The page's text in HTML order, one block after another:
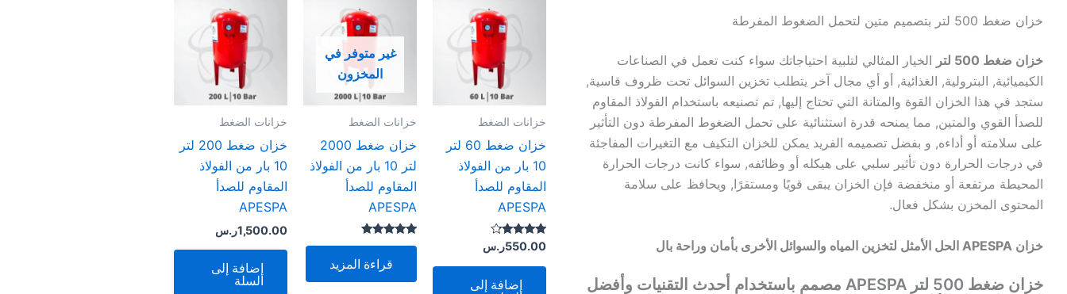
خزان ضغط 500 لتر بتصميم متين لتحمل الضغوط المفرطة
خزان ضغط 500 لتر
الخيار المثالي لتلبية احتياجاتك سواء كنت تعمل في الصناعات
الكيميائية, البترولية, الغذائية, أو أي مجال آخر يتطلب تخزين السوائل تحت ظروف قاسية,
ستجد في هذا الخزان القوة والمتانة التي تحتاج إليها, تم تصنيعه باستخدام الفولاذ المقاوم
للصدأ القوي والمتين, مما يمنحه قدرة استثنائية على تحمل الضغوط المفرطة دون التأثير
على سلامته أو أداءه, و بفضل تصميمه الفريد يمكن للخزان التكيف مع التغيرات المفاجئة
في درجات الحرارة دون تأثير سلبي على هيكله أو وظائفه, سواء كانت درجات الحرارة
المحيطة مرتفعة أو منخفضة فإن الخزان يبقى قويًا ومستقرًا, ويحافظ على سلامة
المحتوى المخزن بشكل فعال.
خزان APESPA الحل الأمثل لتخزين المياه والسوائل الأخرى بأمان وراحة بال
خزان ضغط 500 لتر APESPA مصمم باستخدام أحدث التقنيات وأفضل
خزانات الضغط
خزان ضغط 60 لتر
10 بار من الفولاذ
المقاوم للصدأ
APESPA
تم التقييم
4.00
من 5
550.00ر.س
إضافة إلى
غير متوفر في
المخزون
خزانات الضغط
خزان ضغط 2000
لتر 10 بار من الفولاذ
المقاوم للصدأ
APESPA
تم التقييم
قراءة المزيد
خزانات الضغط
خزان ضغط 200 لتر
10 بار من الفولاذ
المقاوم للصدأ
APESPA
1,500.00ر.س
إضافة إلى
السلة